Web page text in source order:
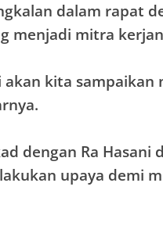
dalam rapat
menjadi mitra
akan kita
dengan Ra Hasani
upaya demi